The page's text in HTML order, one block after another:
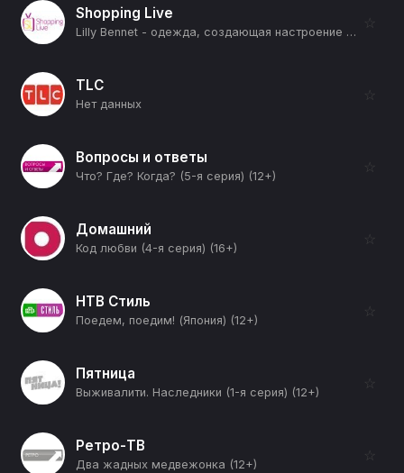
Shopping Live
Lilly Bennet - одежда, создающая настроение (12+)
☆
TLC
Нет данных
☆
Вопросы и ответы
Что? Где? Когда? (5-я серия) (12+)
☆
Домашний
Код любви (4-я серия) (16+)
☆
НТВ Стиль
Поедем, поедим! (Япония) (12+)
☆
Пятница
Выживалити. Наследники (1-я серия) (12+)
☆
Ретро-ТВ
Два жадных медвежонка (12+)
☆